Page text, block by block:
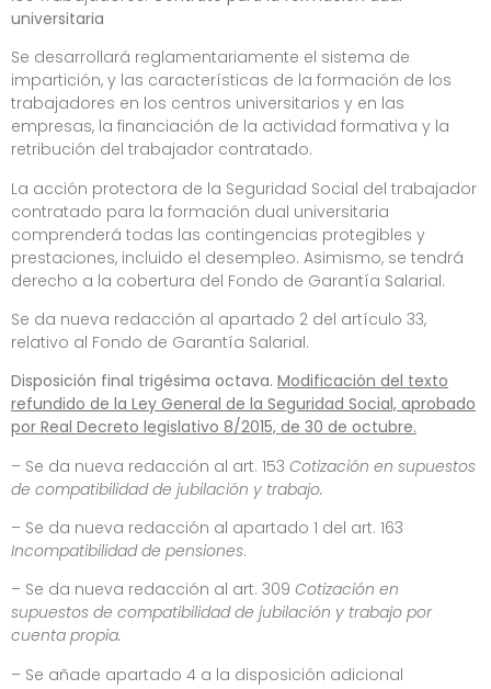
universitaria
Se desarrollará reglamentariamente el sistema de
impartición, y las características de la formación de los
trabajadores en los centros universitarios y en las
empresas, la financiación de la actividad formativa y la
retribución del trabajador contratado.
La acción protectora de la Seguridad Social del trabajador
contratado para la formación dual universitaria
comprenderá todas las contingencias protegibles y
prestaciones, incluido el desempleo. Asimismo, se tendrá
derecho a la cobertura del Fondo de Garantía Salarial.
Se da nueva redacción al apartado 2 del artículo 33,
relativo al Fondo de Garantía Salarial.
Disposición final trigésima octava. Modificación del texto
refundido de la Ley General de la Seguridad Social, aprobado
por Real Decreto legislativo 8/2015, de 30 de octubre.
– Se da nueva redacción al art. 153 Cotización en supuestos
de compatibilidad de jubilación y trabajo.
– Se da nueva redacción al apartado 1 del art. 163
Incompatibilidad de pensiones.
– Se da nueva redacción al art. 309 Cotización en
supuestos de compatibilidad de jubilación y trabajo por
cuenta propia.
– Se añade apartado 4 a la disposición adicional